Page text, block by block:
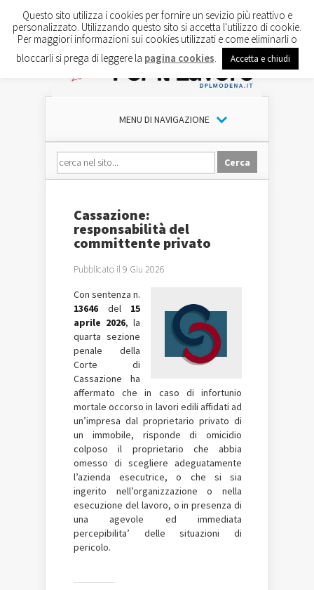
MENU DI NAVIGAZIONE
Cassazione:
responsabilità del
committente privato
Pubblicato il 9 Giu 2026
Con sentenza n.
13646 del 15
aprile 2026, la
quarta sezione
penale della
Corte di
Cassazione ha
affermato che in caso di infortunio
mortale occorso in lavori edili affidati ad
un’impresa dal proprietario privato di
un immobile, risponde di omicidio
colposo il proprietario che abbia
omesso di scegliere adeguatamente
l’azienda esecutrice, o che si sia
ingerito nell’organizzazione o nella
esecuzione del lavoro, o in presenza di
una agevole ed immediata
percepibilita’ delle situazioni di
pericolo.
Questo sito utilizza i cookies per fornire un sevizio più reattivo e
personalizzato. Utilizzando questo sito si accetta l'utilizzo di cookie.
Per maggiori informazioni sui cookies utilizzati e come eliminarli o
bloccarli si prega di leggere la pagina cookies Accetta e chiudi